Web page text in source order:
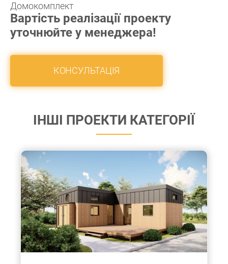
Домокомплект
Вартість реалізації проекту
уточнюйте у менеджера!
КОНСУЛЬТАЦІЯ
ІНШІ ПРОЕКТИ КАТЕГОРІЇ